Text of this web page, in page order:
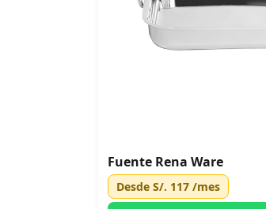
Fuente Rena Ware
Desde S/. 117 /mes